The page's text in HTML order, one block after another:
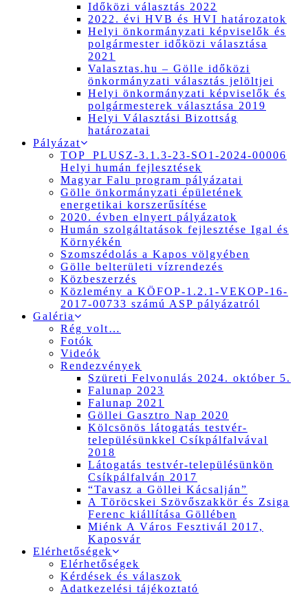
Időközi választás 2022
2022. évi HVB és HVI határozatok
Helyi önkormányzati képviselők és
polgármester időközi választása
2021
Valasztas.hu – Gölle időközi
önkormányzati választás jelöltjei
Helyi önkormányzati képviselők és
polgármesterek választása 2019
Helyi Választási Bizottság
határozatai
Pályázat
TOP_PLUSZ-3.1.3-23-SO1-2024-00006
Helyi humán fejlesztések
Magyar Falu program pályázatai
Gölle önkormányzati épületének
energetikai korszerűsítése
2020. évben elnyert pályázatok
Humán szolgáltatások fejlesztése Igal és
Környékén
Szomszédolás a Kapos völgyében
Gölle belterületi vízrendezés
Közbeszerzés
Közlemény a KÖFOP-1.2.1-VEKOP-16-
2017-00733 számú ASP pályázatról
Galéria
Rég volt…
Fotók
Videók
Rendezvények
Szüreti Felvonulás 2024. október 5.
Falunap 2023
Falunap 2021
Göllei Gasztro Nap 2020
Kölcsönös látogatás testvér-
településünkkel Csíkpálfalvával
2018
Látogatás testvér-településünkön
Csíkpálfalván 2017
“Tavasz a Göllei Kácsalján”
A Töröcskei Szövőszakkör és Zsiga
Ferenc kiállítása Göllében
Miénk A Város Fesztivál 2017,
Kaposvár
Elérhetőségek
Elérhetőségek
Kérdések és válaszok
Adatkezelési tájékoztató